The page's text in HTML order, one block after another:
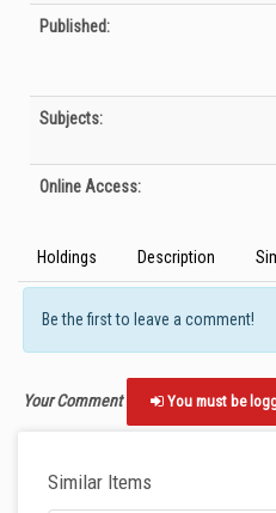
Published:
Subjects:
Online Access:
Holdings Description
Be the first to leave a comment!
Your Comment You must be
Similar Items